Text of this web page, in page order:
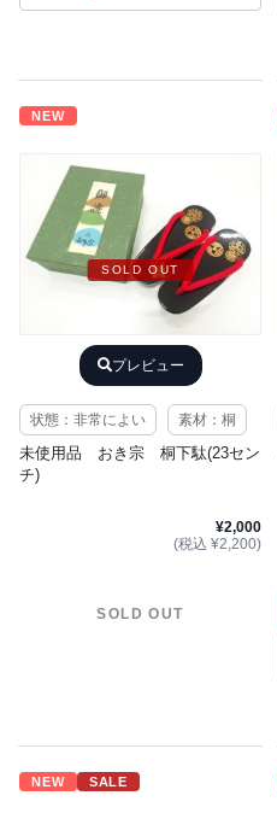
NEW
SOLD OUT
プレビュー
状態：非常によい 素材：桐
未使用品 おき宗 桐下駄(23セン
チ)
¥2,000
(税込 ¥2,200)
SOLD OUT
NEW SALE